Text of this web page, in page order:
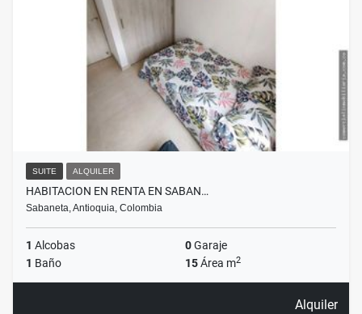
SUITE ALQUILER
HABITACION EN RENTA EN SABAN…
Sabaneta, Antioquia, Colombia
1 Alcobas 0Garaje
1 Baño 15Área m2
Alquiler